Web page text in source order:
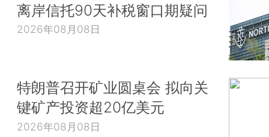
离岸信托90天补税窗口期疑问
2026年08月08日
特朗普召开矿业圆桌会 拟向关
键矿产投资超20亿美元
2026年08月08日